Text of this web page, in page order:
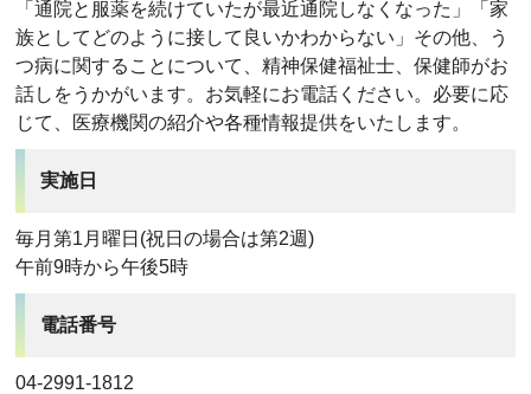
「通院と服薬を続けていたが最近通院しなくなった」「家
族としてどのように接して良いかわからない」その他、う
つ病に関することについて、精神保健福祉士、保健師がお
話しをうかがいます。お気軽にお電話ください。必要に応
じて、医療機関の紹介や各種情報提供をいたします。
実施日
毎月第1月曜日(祝日の場合は第2週)
午前9時から午後5時
電話番号
04-2991-1812